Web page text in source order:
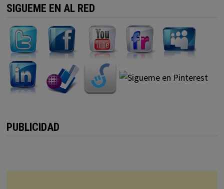
SIGUEME EN AL RED
PUBLICIDAD